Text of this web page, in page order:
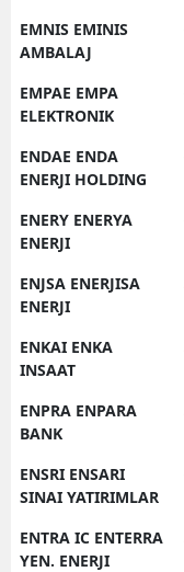
EMNIS EMINIS
AMBALAJ
EMPAE EMPA
ELEKTRONIK
ENDAE ENDA
ENERJI HOLDING
ENERY ENERYA
ENERJI
ENJSA ENERJISA
ENERJI
ENKAI ENKA
INSAAT
ENPRA ENPARA
BANK
ENSRI ENSARI
SINAI YATIRIMLAR
ENTRA IC ENTERRA
YEN. ENERJI